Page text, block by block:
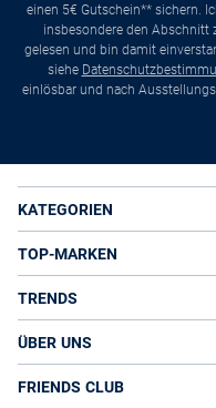
einen 5€ Gutschein** sichern.
insbesondere den Abschnitt
gelesen und bin damit
siehe
einlösbar und nach
KATEGORIEN
TOP-MARKEN
TRENDS
ÜBER UNS
FRIENDS CLUB